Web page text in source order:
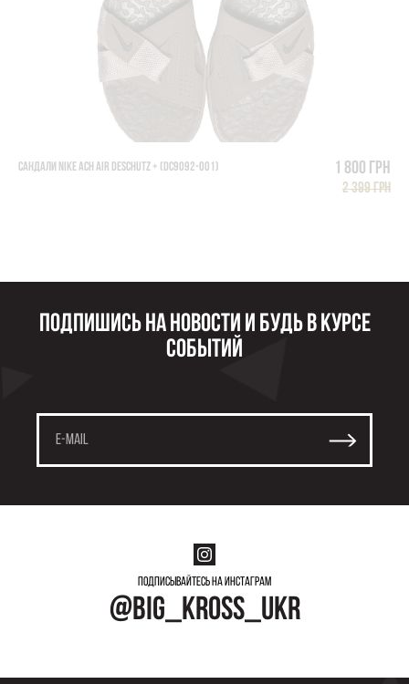
САНДАЛИ NIKE ACH AIR DESCHUTZ + (DC9092-001) 1 800 грн
2 399 грн
Подпишись на новости и будь в курсе
событий
Подписывайтесь на инстаграм
@big_kross_ukr